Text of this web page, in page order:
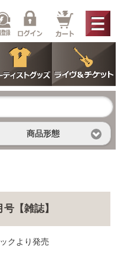
商品形態
【雑誌】
クより発売